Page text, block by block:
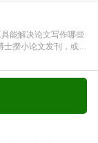
发表吗”。一、会议论
能解决论文写作哪些
攒小论文发刊，或是
上，交上去才发现重复
些痛点基本都能高效解